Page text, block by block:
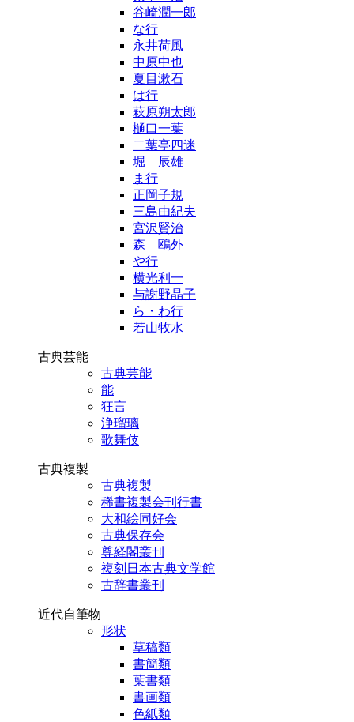
谷崎潤一郎
な行
永井荷風
中原中也
夏目漱石
は行
萩原朔太郎
樋口一葉
二葉亭四迷
堀 辰雄
ま行
正岡子規
三島由紀夫
宮沢賢治
森 鴎外
や行
横光利一
与謝野晶子
ら・わ行
若山牧水
古典芸能
古典芸能
能
狂言
浄瑠璃
歌舞伎
古典複製
古典複製
稀書複製会刊行書
大和絵同好会
古典保存会
尊経閣叢刊
複刻日本古典文学館
古辞書叢刊
近代自筆物
形状
草稿類
書簡類
葉書類
書画類
色紙類